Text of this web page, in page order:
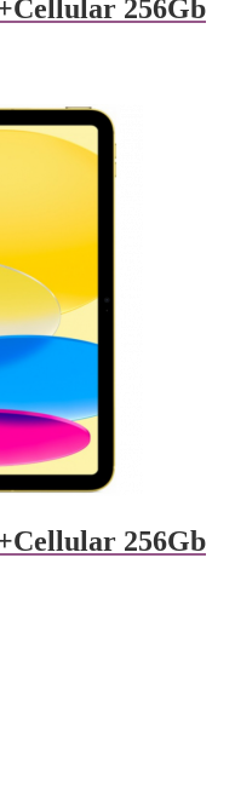
256Gb
256Gb